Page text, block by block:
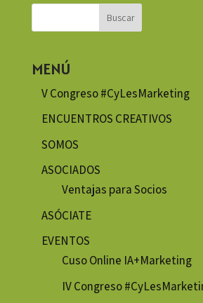
MENÚ
V Congreso #CyLesMarketing
ENCUENTROS CREATIVOS
SOMOS
ASOCIADOS
Ventajas para Socios
ASÓCIATE
EVENTOS
Cuso Online IA+Marketing
IV Congreso